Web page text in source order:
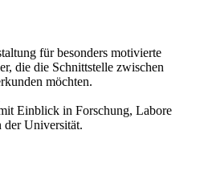
für besonders motivierte
die die Schnittstelle zwischen
möchten.
Einblick in Forschung, Labore
der Universität.